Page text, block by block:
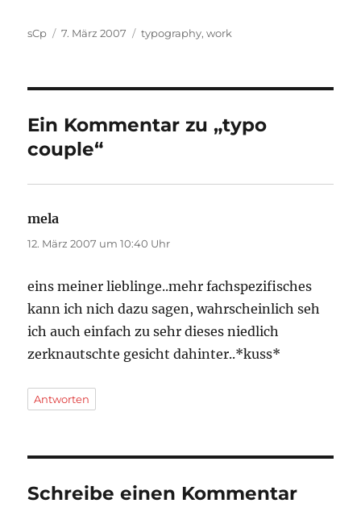
Autor
sCp
Veröffentlicht
7. März 2007 Kategorien
typography,work
Ein Kommentar zu „typo
couple“
mela
12. März 2007 um 10:40 Uhr
eins meiner lieblinge..mehr fachspezifisches
kann ich nich dazu sagen, wahrscheinlich seh
ich auch einfach zu sehr dieses niedlich
zerknautschte gesicht dahinter..*kuss*
Antworten
Schreibe einen Kommentar